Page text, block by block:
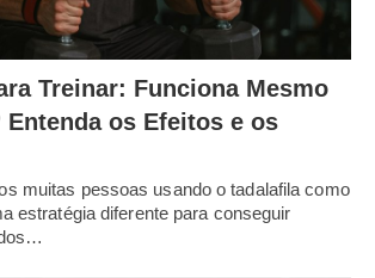
Treinar: Funciona Mesmo
Entenda os Efeitos e os
muitas pessoas usando o tadalafila como
estratégia diferente para conseguir